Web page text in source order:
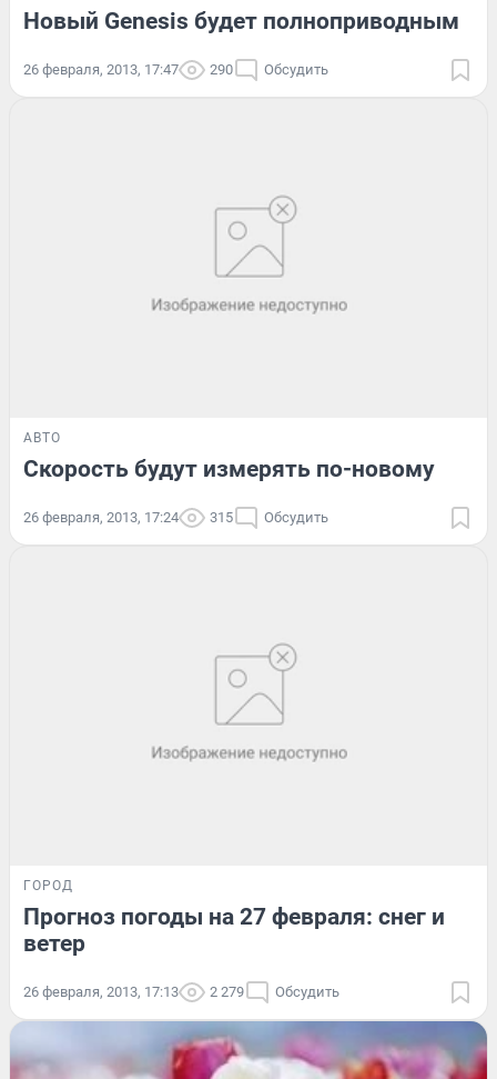
Новый Genesis будет полноприводным
26 февраля, 2013, 17:47 290 Обсудить
АВТО
Скорость будут измерять по-новому
26 февраля, 2013, 17:24 315 Обсудить
ГОРОД
Прогноз погоды на 27 февраля: снег и
ветер
26 февраля, 2013, 17:13 2 279 Обсудить